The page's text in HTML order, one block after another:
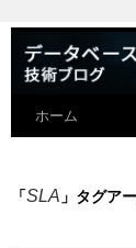
ホーム
「SLA 」タグア